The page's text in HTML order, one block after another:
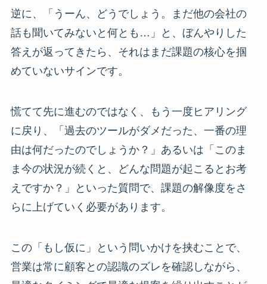
逆に、「うーん、どうでしょう。まだ他の会社の
話も聞いてみないと何とも…」と、ぼんやりした
答えが返ってきたら、それはまだ課題の核心を掴
めていないサインです。
慌てて先に進むのではなく、もう一度ヒアリング
に戻り、「過去のツールがダメだった、一番の理
由は何だったのでしょうか？」あるいは「このま
ま今の状況が続くと、どんな問題が起こるとお考
えですか？」といった質問で、課題の解像度をさ
らに上げていく必要があります。
この「もし仮に」という問いかけを挟むことで、
営業は常に顧客との認識のズレを確認しながら、